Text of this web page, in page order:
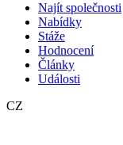
Najít společnosti
Nabídky
Stáže
Hodnocení
Články
Události
CZ